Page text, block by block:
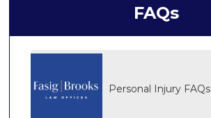
FAQs
Personal Injury FAQs